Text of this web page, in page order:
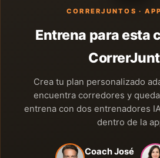
CORRERJUNTOS ·
Entrena para esta
Crea tu plan personalizado
encuentra corredores y
entrena con dos entrenadores
dentro de la
Coach José